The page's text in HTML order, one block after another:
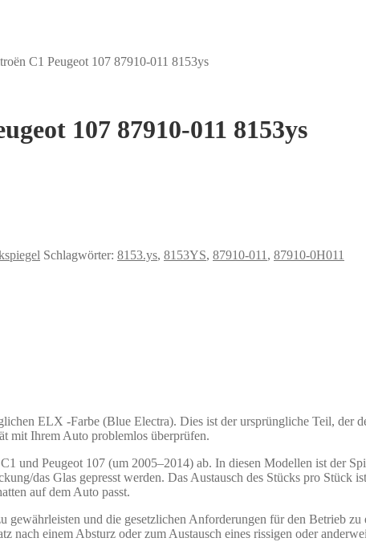
C1 Peugeot 107 87910-011 8153ys
107 87910-011 8153ys
Schlagwörter: 8153.ys, 8153YS, 87910-011 , 87910-0H011
ELX -Farbe (Blue Electra). Dies ist der ursprüngliche Teil, der
mit Ihrem Auto problemlos überprüfen.
und Peugeot 107 (um 2005–2014) ab. In diesen Modellen ist der
das Glas gepresst werden. Das Austausch des Stücks pro Stück
auf dem Auto passt.
gewährleisten und die gesetzlichen Anforderungen für den Betrieb
nach einem Absturz oder zum Austausch eines rissigen oder